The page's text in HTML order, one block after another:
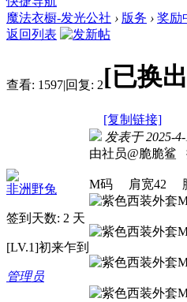
魔法衣橱-发光公社 › 版务 › 奖励
返回列表
查看: 1597|回复: 2[已换
[复制链接]
非洲野兔
签到天数: 2 天
[LV.1]初来乍到
管理员
发表于 2025-
由社员@脆脆鲨
M码 肩宽42 胸